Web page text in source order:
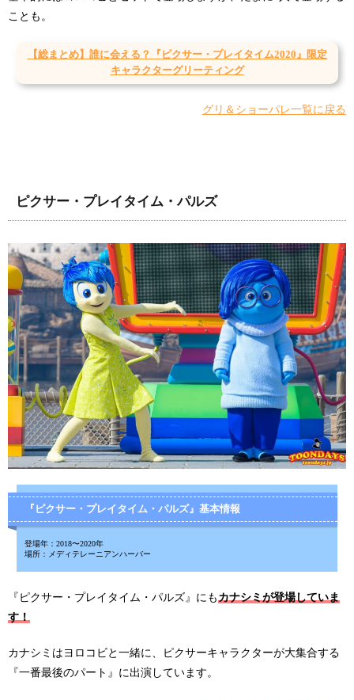
ことも。
【総まとめ】誰に会える？『ピクサー・プレイタイム2020』限定
キャラクターグリーティング
グリ＆ショーパレ一覧に戻る
ピクサー・プレイタイム・パルズ
『ピクサー・プレイタイム・パルズ』基本情報
登場年：2018〜2020年
場所：メディテレーニアンハーバー
『ピクサー・プレイタイム・パルズ』にも カナシミが登場していま
す！
カナシミはヨロコビと一緒に、ピクサーキャラクターが大集合する
『一番最後のパート』に出演しています。